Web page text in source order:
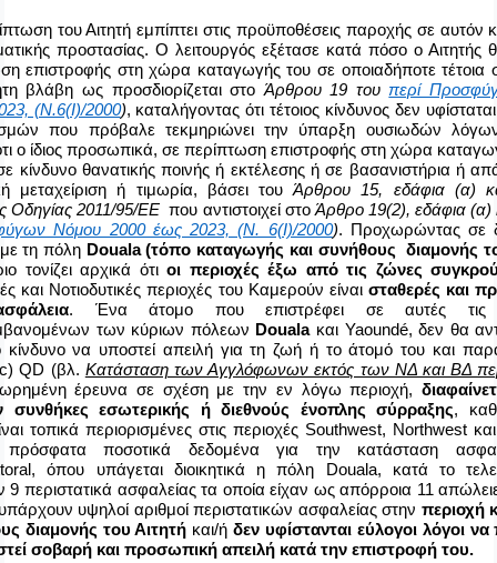
του Αιτητή εμπίπτει στις προϋποθέσεις παροχής σε αυτόν
προστασίας. Ο λειτουργός εξέτασε κατά πόσο ο Αιτητής
επιστροφής στη χώρα καταγωγής του σε οποιαδήποτε τέτοια
βλάβη ως προσδιορίζεται στο Άρθρου 19 του περί
(Ν.6(Ι)/2000), καταλήγοντας ότι τέτοιος κίνδυνος δεν
που πρόβαλε τεκμηριώνει την ύπαρξη ουσιωδών
ο ίδιος προσωπικά, σε περίπτωση επιστροφής στη χώρα
κίνδυνο θανατικής ποινής ή εκτέλεσης ή σε βασανιστήρια ή
μεταχείριση ή τιμωρία, βάσει τουΆρθρου 15, εδάφια (α)
Οδηγίας 2011/95/ΕΕ που αντιστοιχεί στο Άρθρο 19(2), εδάφια (α)
Νόμου 2000 έως 2023, (Ν. 6(Ι)/2000). Προχωρώντας σε
τη πόλη Douala(τόπο καταγωγής και συνήθους διαμονής
τονίζει αρχικά ότιοι περιοχές έξω από τις ζώνες
και Νοτιοδυτικές περιοχές του Καμερούν είναισταθερές και
. Ένα άτομο που επιστρέφει σε αυτές τις
των κύριων πόλεων Doualaκαι Yaoundé, δεν θα
κίνδυνο να υποστεί απειλή για τη ζωή ή το άτομό του και
QD (βλ. Κατάσταση των Αγγλόφωνων εκτός των ΝΔ και ΒΔ
έρευνα σε σχέση με την εν λόγω περιοχή,
συνθήκες εσωτερικής ή διεθνούς ένοπλης σύρραξης,
τοπικά περιορισμένες στις περιοχές Southwest, Northwest
ποσοτικά δεδομένα για την κατάσταση
, όπου υπάγεται διοικητικά η πόλη Douala, κατά το
9 περιστατικά ασφαλείας τα οποία είχαν ως απόρροια 11
υψηλοί αριθμοί περιστατικών ασφαλείας στην περιοχή
διαμονής του Αιτητή και/ήδεν υφίστανται εύλογοι λόγοι να
σοβαρή και προσωπική απειλή κατά την επιστροφή του.